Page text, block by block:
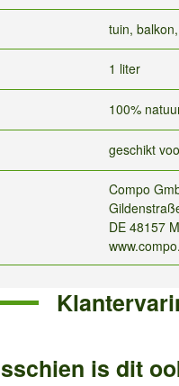
tuin,
1 liter
100%
geschikt
Compo
DE 48157
is dit